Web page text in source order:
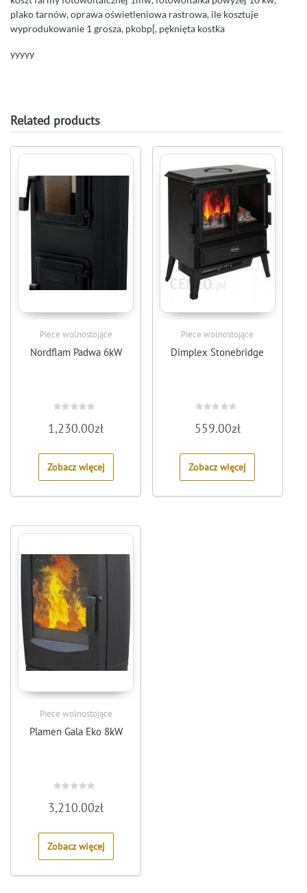
plako tarnów, oprawa oświetleniowa rastrowa, ile kosztuje
wyprodukowanie 1 grosza, pkobp[, pęknięta kostka
yyyyy
Related products
Piece wolnostojące
Nordflam Padwa 6kW
0
out
5
1,230.00zł
Zobacz więcej
Piece wolnostojące
Dimplex Stonebridge
0
out
5
559.00zł
Zobacz więcej
Piece wolnostojące
Plamen Gala Eko 8kW
0
out
5
3,210.00zł
Zobacz więcej